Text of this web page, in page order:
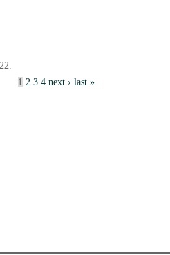
22.
1 2 3 4 next › last »